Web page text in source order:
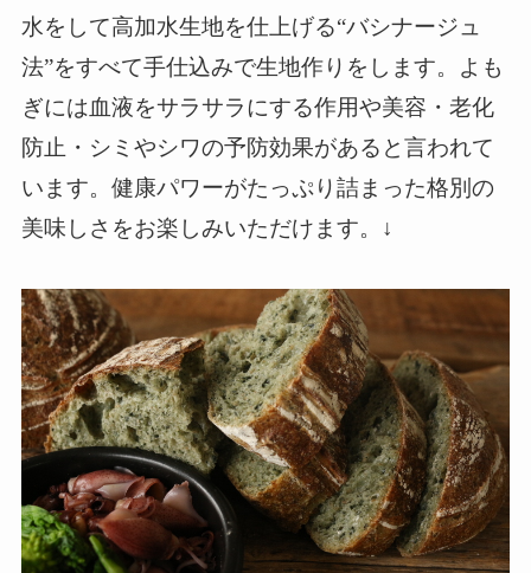
水をして高加水生地を仕上げる“バシナージュ
法”をすべて手仕込みで生地作りをします。よも
ぎには血液をサラサラにする作用や美容・老化
防止・シミやシワの予防効果があると言われて
います。健康パワーがたっぷり詰まった格別の
美味しさをお楽しみいただけます。 ↓